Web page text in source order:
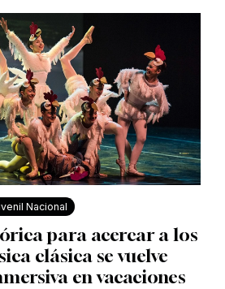
Nacional
para acercar a los
clásica se vuelve
en vacaciones